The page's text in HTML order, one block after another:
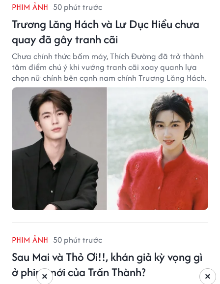
PHIM ẢNH 50 phút trước
Trương Lăng Hách và Lư Dục Hiểu chưa
quay đã gây tranh cãi
Chưa chính thức bấm máy, Thích Đường đã trở thành
tâm điểm chú ý khi vướng tranh cãi xoay quanh lựa
chọn nữ chính bên cạnh nam chính Trương Lăng Hách.
PHIM ẢNH 50 phút trước
Sau Mai và Thỏ Ơi!!, khán giả kỳ vọng gì
ở phim mới của Trấn Thành?
×
×